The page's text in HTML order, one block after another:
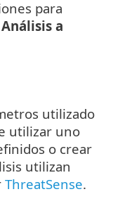
para
Análisis a
utilizado
utilizar uno
o crear
utilizan
ThreatSense.